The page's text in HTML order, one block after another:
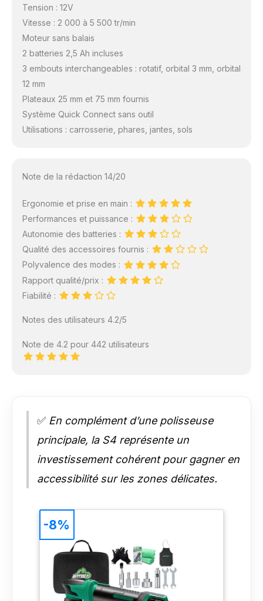
Tension : 12V
Vitesse : 2 000 à 5 500 tr/min
Moteur sans balais
2 batteries 2,5 Ah incluses
3 embouts interchangeables : rotatif, orbital 3 mm, orbital
12 mm
Plateaux 25 mm et 75 mm fournis
Système Quick Connect sans outil
Utilisations : carrosserie, phares, jantes, sols
Note de la rédaction 14/20
Ergonomie et prise en main :
Performances et puissance :
Autonomie des batteries :
Qualité des accessoires fournis :
Polyvalence des modes :
Rapport qualité/prix :
Fiabilité :
Notes des utilisateurs 4.2/5
Note de 4.2 pour 442 utilisateurs
✅ En complément d’une polisseuse
principale, la S4 représente un
investissement cohérent pour gagner en
accessibilité sur les zones délicates.
-8%